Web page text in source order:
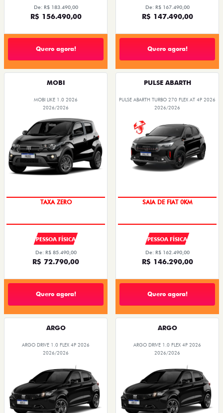
De: R$ 183.490,00
R$ 156.490,00
Quero agora!
De: R$ 167.490,00
R$ 147.490,00
Quero agora!
MOBI
MOBI LIKE 1.0 2026
2026/2026
TAXA ZERO
PESSOA FÍSICA
De: R$ 85.490,00
R$ 72.790,00
Quero agora!
PULSE ABARTH
PULSE ABARTH TURBO 270 FLEX AT 4P 2026
2026/2026
SAIA DE FIAT 0KM
PESSOA FÍSICA
De: R$ 162.490,00
R$ 146.290,00
Quero agora!
ARGO
ARGO DRIVE 1.0 FLEX 4P 2026
2026/2026
ARGO
ARGO DRIVE 1.0 FLEX 4P 2026
2026/2026